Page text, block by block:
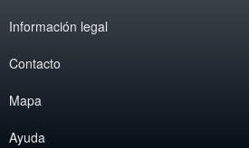
Información legal
Contacto
Mapa
Ayuda